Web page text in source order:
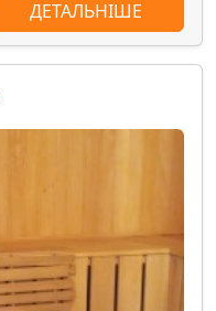
ДЕТАЛЬНІШЕ